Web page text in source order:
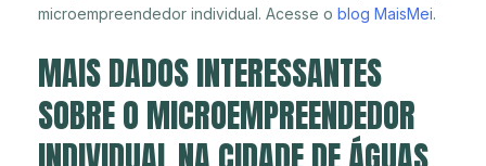
microempreendedor individual. Acesse o blog MaisMei.
MAIS DADOS INTERESSANTES
SOBRE O MICROEMPREENDEDOR